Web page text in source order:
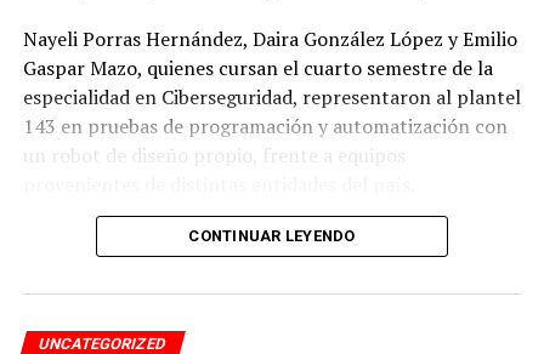
Nayeli Porras Hernández, Daira González López y Emilio
Gaspar Mazo, quienes cursan el cuarto semestre de la
especialidad en Ciberseguridad, representaron al plantel
143 en pruebas de programación y automatización con
un robot de diseño propio, frente a equipos
El desempeño mostrado por los jóvenes les permitió
tendrá lugar los días 5 y 6 de septiembre en Cancún,
Quintana Roo.
CONTINUAR LEYENDO
UNCATEGORIZED